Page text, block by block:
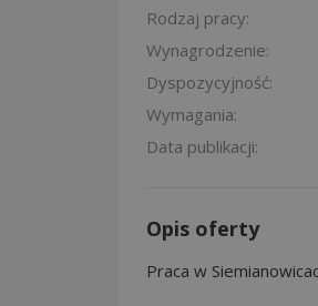
Rodzaj pracy:
Wynagrodzenie:
Dyspozycyjność:
Wymagania:
Data publikacji:
Opis oferty
Praca w